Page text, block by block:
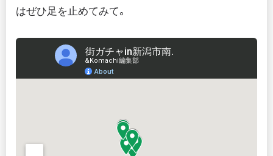
はぜひ足を止めてみて。